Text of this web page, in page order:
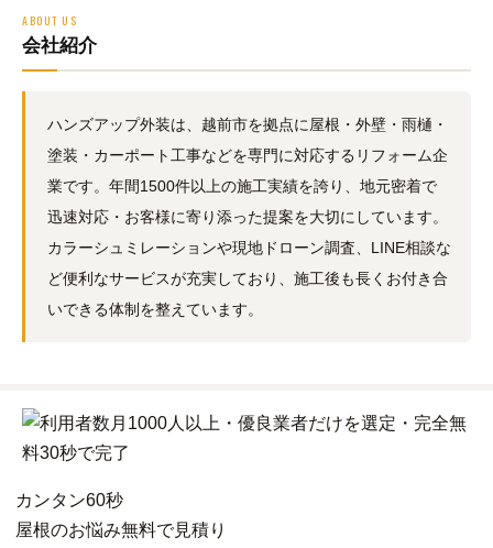
ABOUT US
会社紹介
ハンズアップ外装は、越前市を拠点に屋根・外壁・雨樋・
塗装・カーポート工事などを専門に対応するリフォーム企
業です。年間1500件以上の施工実績を誇り、地元密着で
迅速対応・お客様に寄り添った提案を大切にしています。
カラーシュミレーションや現地ドローン調査、LINE相談な
ど便利なサービスが充実しており、施工後も長くお付き合
いできる体制を整えています。
カンタン60秒
屋根のお悩み無料で見積り